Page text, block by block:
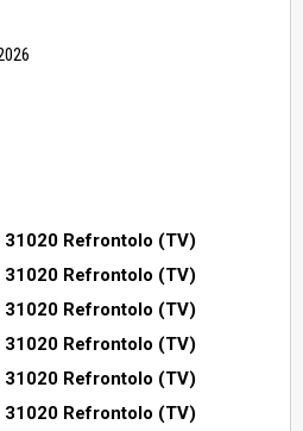
Refrontolo (TV)
Refrontolo (TV)
Refrontolo (TV)
Refrontolo (TV)
Refrontolo (TV)
Refrontolo (TV)